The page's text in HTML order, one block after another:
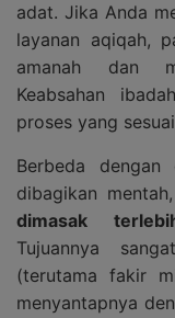
adat. Jika Anda
layanan aqiqah,
amanah dan
Keabsahan
proses yang
Berbeda
dibagikan
dimasak
Tujuannya
(terutama fakir
menyantapnya